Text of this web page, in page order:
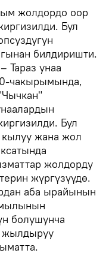
жолдордо оор
Бул
билдиришти.
Тараз унаа
чакырымында,
Бул
кылуу жана жол
жолдорду
жүргүзүүдө.
аба ырайынын
болушунча
жылдыруу